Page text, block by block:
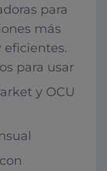
para
más
eficientes.
para usar
y OCU